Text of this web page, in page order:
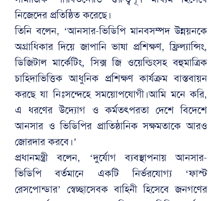
নিজেদের প্রতিষ্ঠিত করেছে।
তিনি বলেন, ‘আনসার-ভিডিপি মানবসম্পদ উন্নয়নকে
অগ্রাধিকার দিয়ে জাপানি ভাষা প্রশিক্ষণ, ফ্রিল্যান্সিং,
ডিজিটাল মার্কেটিং, সিক্স জি ওয়েল্ডিংসহ বহুমাত্রিক
চাহিদাভিত্তিক আধুনিক প্রশিক্ষণ কার্যক্রম বাস্তবায়ন
করছে যা নিঃসন্দেহে সময়োপযোগী।আমি মনে করি,
এ ধরণের উদ্যোগ ও কর্মতৎপরতা দেশে বিদেশে
আনসার ও ভিডিপির প্রাতিষ্ঠানিক সক্ষমতাকে আরও
জোরদার করবে।’
প্রধানমন্ত্রী বলেন, ‘দুর্যোগ ব্যবস্থাপনায় আনসার-
ভিডিপি বর্তমানে একটি নির্ভরযোগ্য ‘ফাস্ট
রেসপোন্ডার’ স্বেচ্ছাসেবক বাহিনী হিসেবে জনগণের